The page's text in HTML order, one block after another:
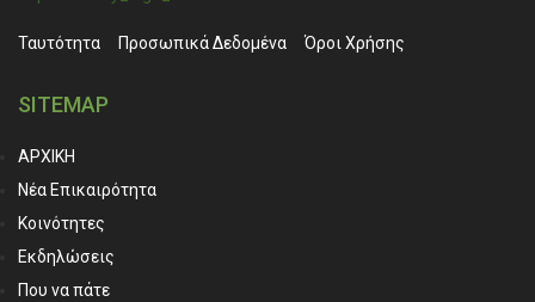
Ταυτότητα Προσωπικά ∆εδομένα Όροι Χρήσης
SITEMAP
ΑΡΧΙΚΗ
Νέα Επικαιρότητα
Κοινότητες
Εκδηλώσεις
Που να πάτε